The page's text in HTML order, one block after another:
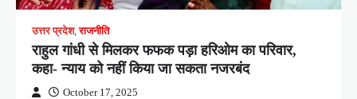
उत्तर प्रदेश,राजनीति
राहुल गांधी से मिलकर फफक पड़ा हरिओम का परिवार,
कहा- न्याय को नहीं किया जा सकता नजरबंद
October 17, 2025